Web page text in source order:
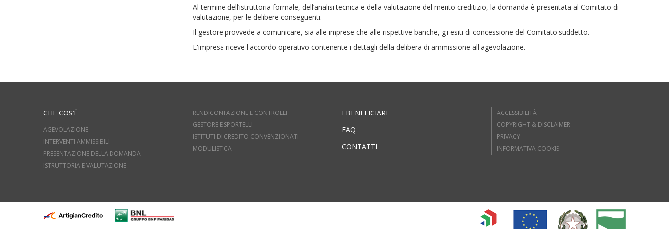
Al termine dell’istruttoria formale, dell’analisi tecnica e della valutazione del merito creditizio, la domanda è presentata al Comitato di
valutazione, per le delibere conseguenti.
Il gestore provvede a comunicare, sia alle imprese che alle rispettive banche, gli esiti di concessione del Comitato suddetto.
L'impresa riceve l'accordo operativo contenente i dettagli della delibera di ammissione all'agevolazione.
CHE COS’È
AGEVOLAZIONE
INTERVENTI AMMISSIBILI
PRESENTAZIONE DELLA DOMANDA
ISTRUTTORIA E VALUTAZIONE
RENDICONTAZIONE E CONTROLLI
GESTORE E SPORTELLI
ISTITUTI DI CREDITO CONVENZIONATI
MODULISTICA
I BENEFICIARI
FAQ
CONTATTI
ACCESSIBILITÀ
COPYRIGHT & DISCLAIMER
PRIVACY
INFORMATIVA COOKIE